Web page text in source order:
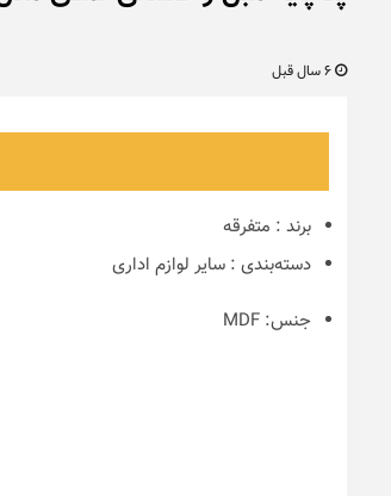
برند : متفرقه
دسته‌بندی : سایر لوازم اداری
جنس: MDF